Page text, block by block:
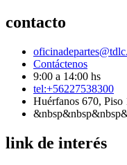
contacto
Contáctenos
9:00 a 14:00 hs
tel:+56227538300
Huérfanos 670, Piso
link de interés